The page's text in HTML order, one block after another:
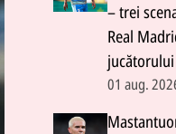
– trei
Real
jucătorului
01 aug.